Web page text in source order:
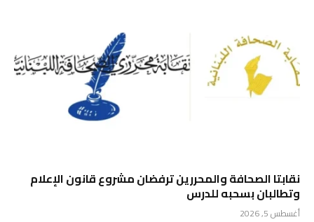
نقابتا الصحافة والمحررين ترفضان مشروع قانون الإعلام
وتطالبان بسحبه للدرس
أغسطس 5, 2026